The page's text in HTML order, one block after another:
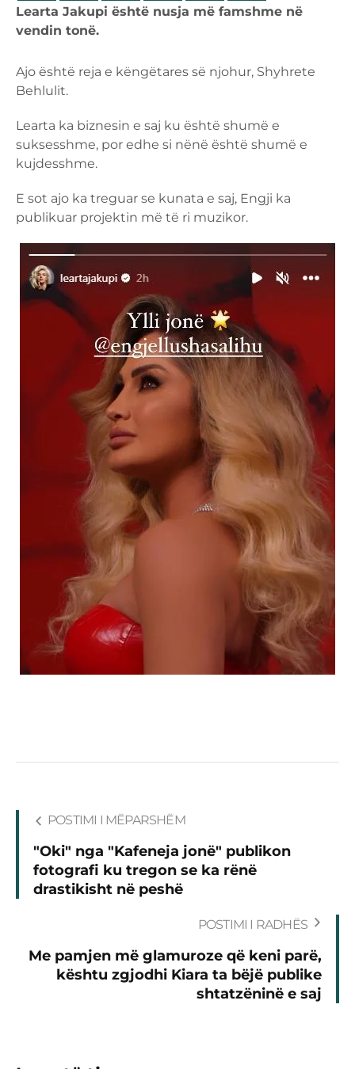
Learta Jakupi është nusja më famshme në
vendin tonë.
Ajo është reja e këngëtares së njohur, Shyhrete
Behlulit.
Learta ka biznesin e saj ku është shumë e
suksesshme, por edhe si nënë është shumë e
kujdesshme.
E sot ajo ka treguar se kunata e saj, Engji ka
publikuar projektin më të ri muzikor.
POSTIMI I MËPARSHËM
"Oki" nga "Kafeneja jonë" publikon
fotografi ku tregon se ka rënë
drastikisht në peshë
POSTIMI I RADHËS
Me pamjen më glamuroze që keni parë,
kështu zgjodhi Kiara ta bëjë publike
shtatzëninë e saj